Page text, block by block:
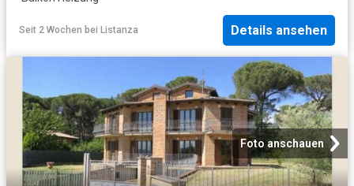
Seit 2 Wochen bei Listanza Details ansehen
Foto anschauen